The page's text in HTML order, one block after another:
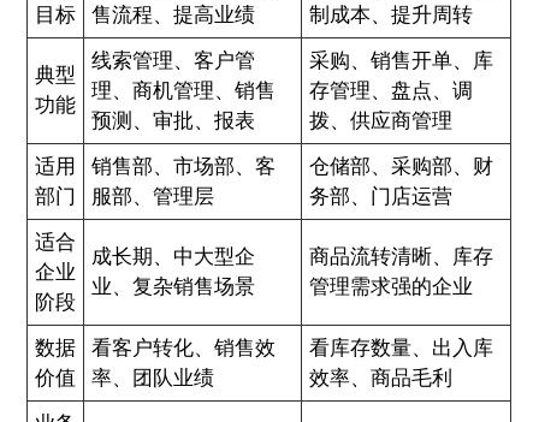
目标
售流程、提高业绩
制成本、提升周转
典型
功能
线索管理、客户管
理、商机管理、销售
预测、审批、报表
采购、销售开单、库
存管理、盘点、调
拨、供应商管理
适用
部门
销售部、市场部、客
服部、管理层
仓储部、采购部、财
务部、门店运营
适合
企业
阶段
成长期、中大型企
业、复杂销售场景
商品流转清晰、库存
管理需求强的企业
数据
价值
看客户转化、销售效
率、团队业绩
看库存数量、出入库
效率、商品毛利